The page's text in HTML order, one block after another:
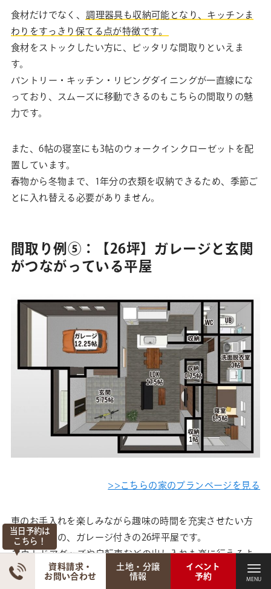
MENU
食材だけでなく、 調理器具も収納可能となり、キッチンま
わりをすっきり保てる点が特徴です。
食材をストックしたい方に、ピッタリな間取りといえま
す。
パントリー・キッチン・リビングダイニングが一直線にな
っており、スムーズに移動できるのもこちらの間取りの魅
力です。
また、6帖の寝室にも3帖のウォークインクローゼットを配
置しています。
春物から冬物まで、1年分の衣類を収納できるため、季節ご
とに入れ替える必要がありません。
間取り例⑤：【26坪】ガレージと玄関
がつながっている平屋
>>こちらの家のプランページを見る
車のお手入れを楽しみながら趣味の時間を充実させたい方
にぴったりの、ガレージ付きの26坪平屋です。
アウトドアグッズや自転車などの出し入れも楽に行えるよ
う、広めの玄関スペースを確保。
当日予約は
こちら！
資料請求・
お問い合わせ
土地・分譲
情報
イベント
予約
MENU